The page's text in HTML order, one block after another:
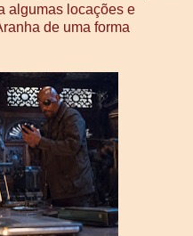
algumas locações e
de uma forma